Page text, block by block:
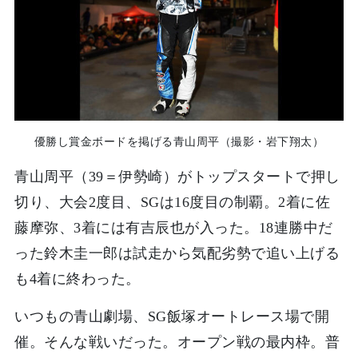
優勝し賞金ボードを掲げる青山周平（撮影・岩下翔太）
青山周平（39＝伊勢崎）がトップスタートで押し
切り、大会2度目、SGは16度目の制覇。2着に佐
藤摩弥、3着には有吉辰也が入った。18連勝中だ
った鈴木圭一郎は試走から気配劣勢で追い上げる
も4着に終わった。
いつもの青山劇場、SG飯塚オートレース場で開
催。そんな戦いだった。オープン戦の最内枠。普